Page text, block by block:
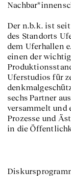
Der n.b.k. ist
des Standorts
dem Uferhallen
einen der
Uferstudios für
sechs Partner
versammelt und
Prozesse und
in die